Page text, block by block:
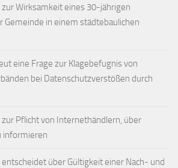
Wirksamkeit eines 30-jährigen
Gemeinde in einem städtebaulichen
eine Frage zur Klagebefugnis von
bei Datenschutzverstößen durch
Pflicht von Internethändlern, über
informieren
über Gültigkeit einer Nach- und